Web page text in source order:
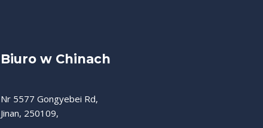
Biuro w Chinach
Nr 5577 Gongyebei Rd,
Jinan, 250109,